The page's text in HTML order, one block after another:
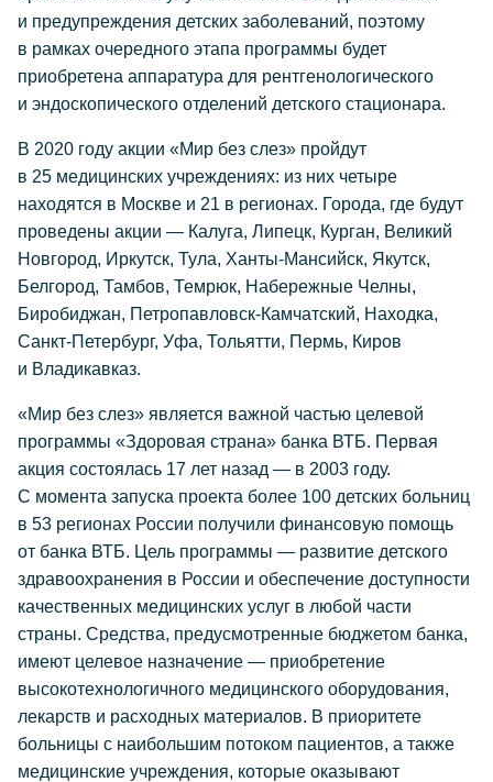
и предупреждения детских заболеваний, поэтому
в рамках очередного этапа программы будет
приобретена аппаратура для рентгенологического
и эндоскопического отделений детского стационара.
В 2020 году акции «Мир без слез» пройдут
в 25 медицинских учреждениях: из них четыре
находятся в Москве и 21 в регионах. Города, где будут
проведены акции — Калуга, Липецк, Курган, Великий
Новгород, Иркутск, Тула, Ханты-Мансийск, Якутск,
Белгород, Тамбов, Темрюк, Набережные Челны,
Биробиджан, Петропавловск-Камчатский, Находка,
Санкт-Петербург, Уфа, Тольятти, Пермь, Киров
и Владикавказ.
«Мир без слез» является важной частью целевой
программы «Здоровая страна» банка ВТБ. Первая
акция состоялась 17 лет назад — в 2003 году.
С момента запуска проекта более 100 детских больниц
в 53 регионах России получили финансовую помощь
от банка ВТБ. Цель программы — развитие детского
здравоохранения в России и обеспечение доступности
качественных медицинских услуг в любой части
страны. Средства, предусмотренные бюджетом банка,
имеют целевое назначение — приобретение
высокотехнологичного медицинского оборудования,
лекарств и расходных материалов. В приоритете
больницы с наибольшим потоком пациентов, а также
медицинские учреждения, которые оказывают